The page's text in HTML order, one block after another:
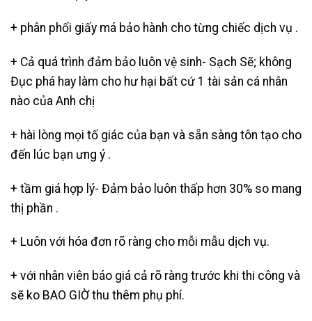
+ phân phối giấy má bảo hành cho từng chiếc dịch vụ .
+ Cả quá trình đảm bảo luôn vệ sinh- Sạch Sẽ; không
Đục phá hay làm cho hư hại bất cứ 1 tài sản cá nhân
nào của Anh chị
+ hài lòng mọi tố giác của bạn và sẵn sàng tôn tạo cho
đến lúc bạn ưng ý .
+ tầm giá hợp lý- Đảm bảo luôn thấp hơn 30% so mang
thị phần .
+ Luôn với hóa đơn rõ ràng cho mỗi mẫu dịch vụ.
+ với nhân viên báo giá cả rõ ràng trước khi thi công và
sẽ ko BAO GIỜ thu thêm phụ phí.